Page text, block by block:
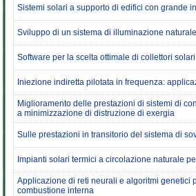
Sistemi solari a supporto di edifici con grande
Sviluppo di un sistema di illuminazione
Software per la scelta ottimale di collettori
Iniezione indiretta pilotata in frequenza:
Miglioramento delle prestazioni di sistemi di
a minimizzazione di distruzione di exergia
Sulle prestazioni in transitorio del sistema di
Impianti solari termici a circolazione naturale
Applicazione di reti neurali e algoritmi genetici
combustione interna